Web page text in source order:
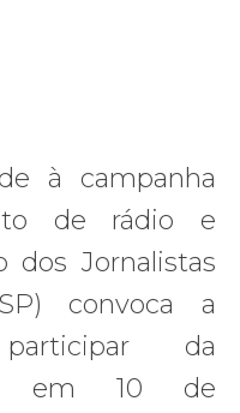
à campanha
de rádio e
dos Jornalistas
convoca a
da
em 10 de